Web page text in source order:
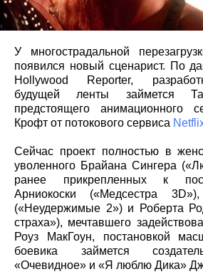
У многострадальной
появился новый сценарист. По
Hollywood Reporter,
будущей ленты займется
предстоящего анимационного
Крофт от потокового сервиса
Сейчас проект полностью в
уволенного Брайана Сингера
ранее прикрепленных к
Арниокоски («Медсестра
(«Неудержимые 2») и Роберта
страха»), мечтавшего
Роуз МакГоун, постановкой
боевика займется
«Очевидное» и «Я люблю Дика»